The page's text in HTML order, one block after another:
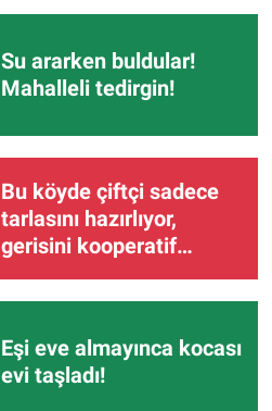
Su ararken buldular!
Mahalleli tedirgin!
Bu köyde çiftçi sadece
tarlasını hazırlıyor,
gerisini kooperatif
yapıyor
Eşi eve almayınca kocası
evi taşladı!